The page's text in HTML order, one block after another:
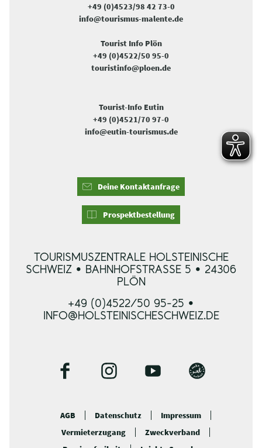
+49 (0)4523/98 42 73-0
info@tourismus-malente.de
Tourist Info Plön
+49 (0)4522/50 95-0
touristinfo@ploen.de
Tourist-Info Eutin
+49 (0)4521/70 97-0
info@eutin-tourismus.de
Deine Kontaktanfrage
Prospektbestellung
TOURISMUSZENTRALE HOLSTEINISCHE
SCHWEIZ • BAHNHOFSTRASSE 5 • 24306 P
LÖN
+49 (0)4522/50 95-25 •
INFO@HOLSTEINISCHESCHWEIZ.DE
F
e
b
I
t
a
Y
u
B
g
AGB Datenschutz
Impressum
Vermieterzugang
Zweckverband